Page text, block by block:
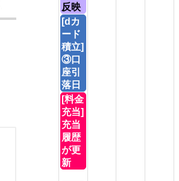
反映
月
曜
日,
8
月
10th
2026
[dカ
ード
積立]
③口
座引
落日
月
曜
日,
8
月
10th
[料金
充当]
充当
履歴
が更
新